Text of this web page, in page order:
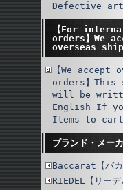
Defective
【For
orders】We
overseas
【We accept
orders】
will be
English If
Items to
ブランド・メー
Baccarat【バカ
RIEDEL【リーデ